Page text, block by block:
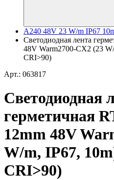
A240 48V 23 W/m IP67
Светодиодная лента
48V Warm2700-CX2 (23
CRI>90)
Арт.: 063817
Светодиодная
герметичная
12mm 48V
W/m, IP67,
CRI>90)